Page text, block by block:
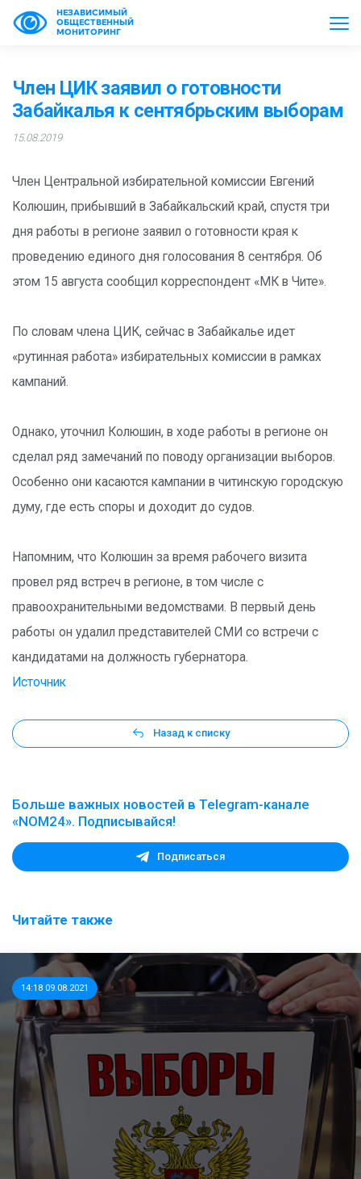
НЕЗАВИСИМЫЙ
ОБЩЕСТВЕННЫЙ
МОНИТОРИНГ
Член ЦИК заявил о готовности
Забайкалья к сентябрьским выборам
15.08.2019
Член Центральной избирательной комиссии Евгений
Колюшин, прибывший в Забайкальский край, спустя три
дня работы в регионе заявил о готовности края к
проведению единого дня голосования 8 сентября. Об
этом 15 августа сообщил корреспондент «МК в Чите».
По словам члена ЦИК, сейчас в Забайкалье идет
«рутинная работа» избирательных комиссии в рамках
кампаний.
Однако, уточнил Колюшин, в ходе работы в регионе он
сделал ряд замечаний по поводу организации выборов.
Особенно они касаются кампании в читинскую городскую
думу, где есть споры и доходит до судов.
Напомним, что Колюшин за время рабочего визита
провел ряд встреч в регионе, в том числе с
правоохранительными ведомствами. В первый день
работы он удалил представителей СМИ со встречи с
кандидатами на должность губернатора.
Источник
Назад к списку
Больше важных новостей в Telegram-канале
«NOM24». Подписывайся!
Подписаться
Читайте также
14:18 09.08.2021